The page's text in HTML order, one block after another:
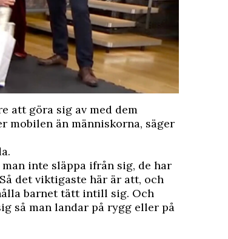
att göra sig av med dem
mobilen än människorna, säger
man inte släppa ifrån sig, de har
det viktigaste här är att, och
barnet tätt intill sig. Och
så man landar på rygg eller på